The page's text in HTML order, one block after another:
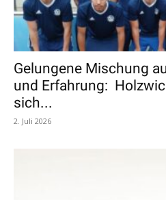
Gelungene Mischung
und Erfahrung:
sich...
2. Juli 2026